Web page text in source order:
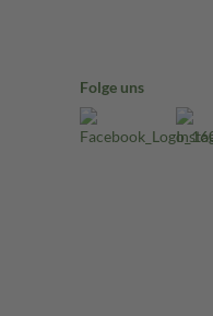
Folge uns